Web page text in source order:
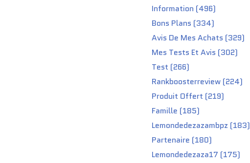
Information (496)
Bons Plans (334)
Avis De Mes Achats (329)
Mes Tests Et Avis (302)
Test (266)
Rankboosterreview (224)
Produit Offert (219)
Famille (185)
Lemondedezazambpz (183)
Partenaire (180)
Lemondedezaza17 (175)